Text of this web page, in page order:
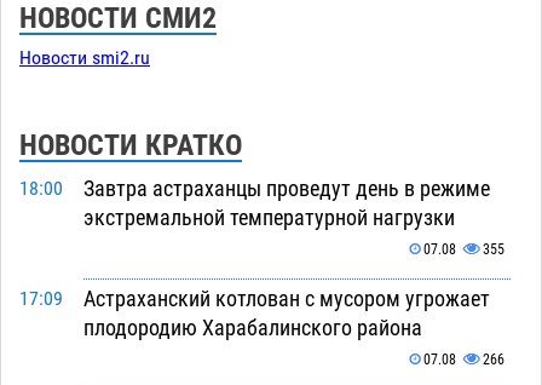
НОВОСТИ СМИ2
Новости smi2.ru
НОВОСТИ КРАТКО
18:00
Завтра астраханцы проведут день в режиме
экстремальной температурной нагрузки
07.08 355
17:09
Астраханский котлован с мусором угрожает
плодородию Харабалинского района
07.08 266